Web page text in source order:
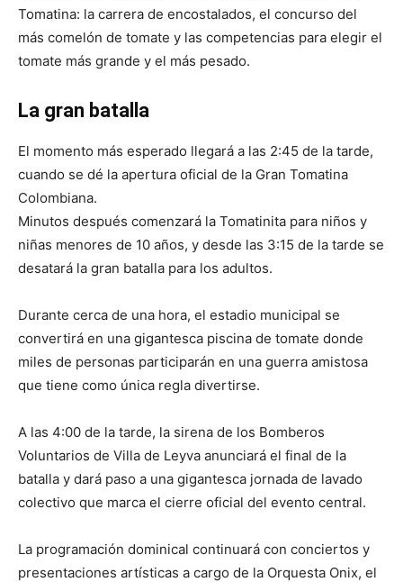
Tomatina: la carrera de encostalados, el concurso del
más comelón de tomate y las competencias para elegir el
tomate más grande y el más pesado.
La gran batalla
El momento más esperado llegará a las 2:45 de la tarde,
cuando se dé la apertura oficial de la Gran Tomatina
Colombiana.
Minutos después comenzará la Tomatinita para niños y
niñas menores de 10 años, y desde las 3:15 de la tarde se
desatará la gran batalla para los adultos.
Durante cerca de una hora, el estadio municipal se
convertirá en una gigantesca piscina de tomate donde
miles de personas participarán en una guerra amistosa
que tiene como única regla divertirse.
A las 4:00 de la tarde, la sirena de los Bomberos
Voluntarios de Villa de Leyva anunciará el final de la
batalla y dará paso a una gigantesca jornada de lavado
colectivo que marca el cierre oficial del evento central.
La programación dominical continuará con conciertos y
presentaciones artísticas a cargo de la Orquesta Onix, el